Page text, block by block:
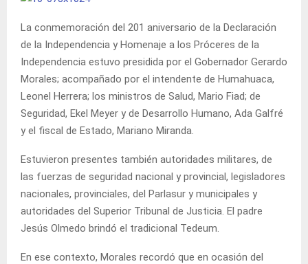
La conmemoración del 201 aniversario de la Declaración
de la Independencia y Homenaje a los Próceres de la
Independencia estuvo presidida por el Gobernador Gerardo
Morales; acompañado por el intendente de Humahuaca,
Leonel Herrera; los ministros de Salud, Mario Fiad; de
Seguridad, Ekel Meyer y de Desarrollo Humano, Ada Galfré
y el fiscal de Estado, Mariano Miranda.
Estuvieron presentes también autoridades militares, de
las fuerzas de seguridad nacional y provincial, legisladores
nacionales, provinciales, del Parlasur y municipales y
autoridades del Superior Tribunal de Justicia. El padre
Jesús Olmedo brindó el tradicional Tedeum.
En ese contexto, Morales recordó que en ocasión del